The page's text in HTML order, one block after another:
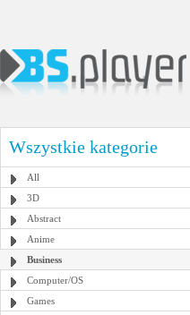
Wszystkie kategorie
All
3D
Abstract
Anime
Business
Computer/OS
Games